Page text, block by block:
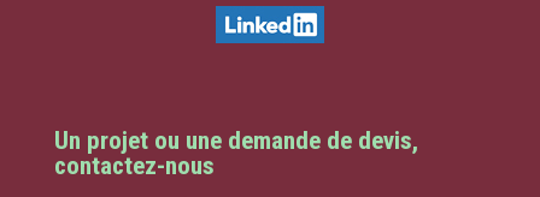
Un projet ou une demande de devis,
contactez-nous